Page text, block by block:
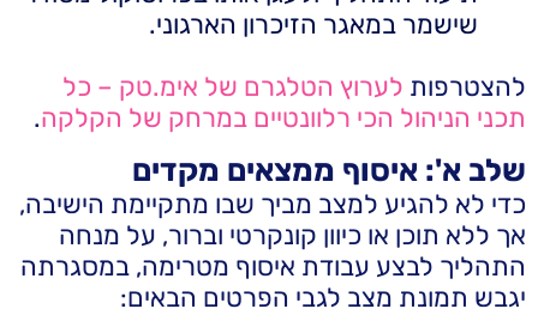
שישמר במאגר הזיכרון הארגוני.
להצטרפות לערוץ הטלגרם של אימ.טק – כל
תכני הניהול הכי רלוונטיים במרחק של הקלקה.
שלב א': איסוף ממצאים מקדים
כדי לא להגיע למצב מביך שבו מתקיימת הישיבה,
אך ללא תוכן או כיוון קונקרטי וברור, על מנחה
התהליך לבצע עבודת איסוף מטרימה, במסגרתה
יגבש תמונת מצב לגבי הפרטים הבאים: